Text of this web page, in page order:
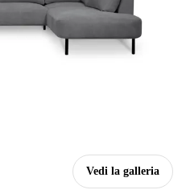
Vedi la galleria